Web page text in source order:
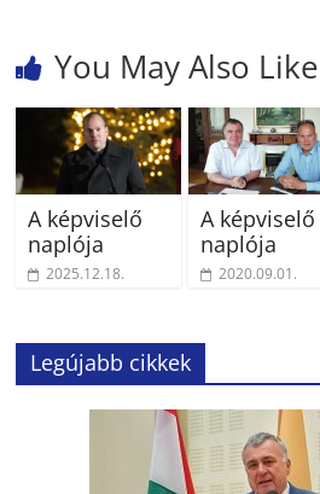
You May Also Like
A képviselő
naplója
2025.12.18.
A képviselő
naplója
2020.09.01.
Legújabb cikkek